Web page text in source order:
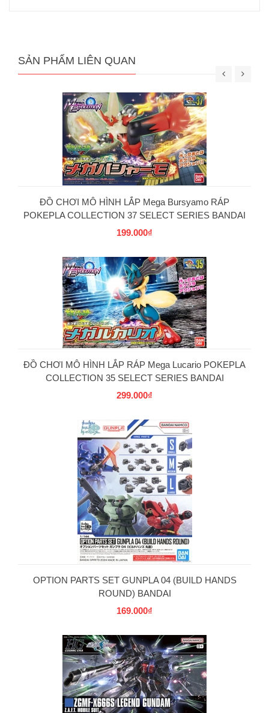
SẢN PHẨM LIÊN QUAN
ĐỒ CHƠI MÔ HÌNH LẮP Mega Bursyamo RÁP
POKEPLA COLLECTION 37 SELECT SERIES BANDAI
199.000₫
ĐỒ CHƠI MÔ HÌNH LẮP RÁP Mega Lucario POKEPLA
COLLECTION 35 SELECT SERIES BANDAI
299.000₫
OPTION PARTS SET GUNPLA 04 (BUILD HANDS
ROUND) BANDAI
169.000₫